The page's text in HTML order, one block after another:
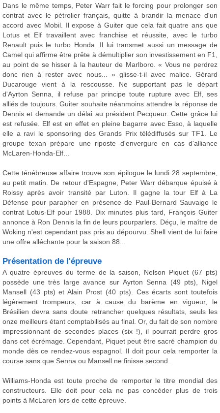
Dans le même temps, Peter Warr fait le forcing pour prolonger son
contrat avec le pétrolier français, quitte à brandir la menace d'un
accord avec Mobil. Il expose à Guiter que cela fait quatre ans que
Lotus et Elf travaillent avec franchise et réussite, avec le turbo
Renault puis le turbo Honda. Il lui transmet aussi un message de
Camel qui affirme être prête à démultiplier son investissement en F1,
au point de se hisser à la hauteur de Marlboro. « Vous ne perdrez
donc rien à rester avec nous... » glisse-t-il avec malice. Gérard
Ducarouge vient à la rescousse. Ne supportant pas le départ
d'Ayrton Senna, il refuse par principe toute rupture avec Elf, ses
alliés de toujours. Guiter souhaite néanmoins attendre la réponse de
Dennis et demande un délai au président Pecqueur. Cette grâce lui
est refusée. Elf est en effet en pleine bagarre avec Esso, à laquelle
elle a ravi le sponsoring des Grands Prix télédiffusés sur TF1. Le
groupe texan prépare une riposte d'envergure en cas d'alliance
McLaren-Honda-Elf...
Cette ténébreuse affaire trouve son épilogue le lundi 28 septembre,
au petit matin. De retour d'Espagne, Peter Warr débarque épuisé à
Roissy après avoir transité par Luton. Il gagne la tour Elf à La
Défense pour parapher en présence de Paul-Bernard Sauvaigo le
contrat Lotus-Elf pour 1988. Dix minutes plus tard, François Guiter
annonce à Ron Dennis la fin de leurs pourparlers. Déçu, le maître de
Woking n'est cependant pas pris au dépourvu. Shell vient de lui faire
une offre alléchante pour la saison 88...
Présentation de l'épreuve
A quatre épreuves du terme de la saison, Nelson Piquet (67 pts)
possède une très large avance sur Ayrton Senna (49 pts), Nigel
Mansell (43 pts) et Alain Prost (40 pts). Ces écarts sont toutefois
légèrement trompeurs, car à cause du barème en vigueur, le
Brésilien devra sans doute retrancher quelques résultats, seuls les
onze meilleurs étant comptabilisés au final. Or, du fait de son nombre
impressionnant de secondes places (six !), il pourrait perdre gros
dans cet écrémage. Cependant, Piquet peut être sacré champion du
monde dès ce rendez-vous espagnol. Il doit pour cela remporter la
course sans que Senna ou Mansell ne finisse second.
Williams-Honda est toute proche de remporter le titre mondial des
constructeurs. Elle doit pour cela ne pas concéder plus de trois
points à McLaren lors de cette épreuve.